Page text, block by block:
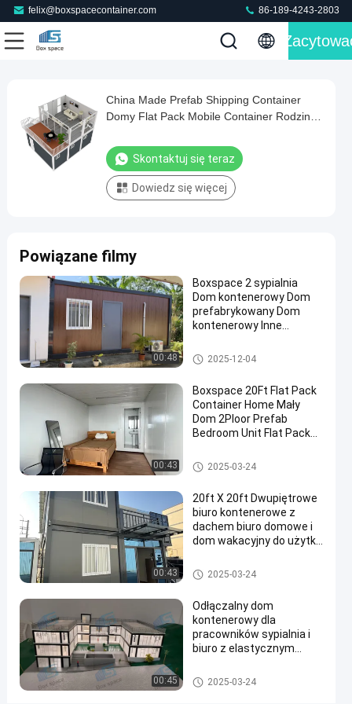
felix@boxspacecontainer.com 86-189-4243-2803
Play
Video
Time
Loaded:
China
Made
Prefab
Shipping
Pack
Mobile
Container
Rodzina
mieszkalna
Dom
odporny
huragany
dom
prefabrykowany
Zdejmowany
dom
kontenerowy
2024-
07-12
1891
poglądy
Skontaktuj
się teraz
Podział
kontenerowe
#
Domy z
prefabrykowanymi
China Made Prefab Shipping Container
Domy Flat Pack Mobile Container Rodzina
dom prefabrykowany
Skontaktuj się teraz
Dowiedz się więcej
Powiązane filmy
00:48
Boxspace 2 sypialnia
Dom kontenerowy Dom
prefabrykowany Dom
kontenerowy Inne
nieruchomości
Dwupiętrowy dom
Zdejmowany dom kontenerow
y
2025-12-04
00:43
Boxspace 20Ft Flat Pack
Container Home Mały
Dom 2Ploor Prefab
Bedroom Unit Flat Pack
Zdejmowany dom kontenerow
y
2025-03-24
00:43
20ft X 20ft Dwupiętrowe
biuro kontenerowe z
dachem biuro domowe i
dom wakacyjny do użytku
Zdejmowany dom kontenerow
y
2025-03-24
00:45
Odłączalny dom
kontenerowy dla
pracowników sypialnia i
biuro z elastycznym
rozmiarem i łatwą
instalacją
Zdejmowany dom kontenerow
y
2025-03-24